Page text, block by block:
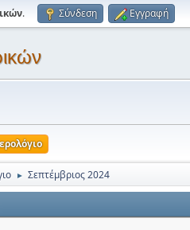
. Σύνδεση Εγγραφή
► Σεπτέμβριος 2024